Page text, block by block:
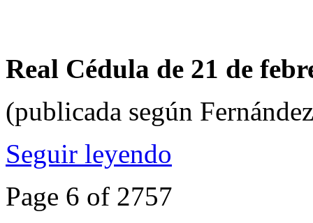
Real Cédula de 21 de
(publicada según
Seguir leyendo
Page 6 of 2757